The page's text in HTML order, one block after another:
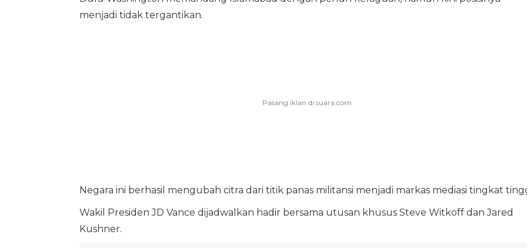
menjadi tidak tergantikan.
Negara ini berhasil mengubah citra dari titik panas militansi menjadi markas mediasi tingkat
Wakil Presiden JD Vance dijadwalkan hadir bersama utusan khusus Steve Witkoff dan Jared
Kushner.